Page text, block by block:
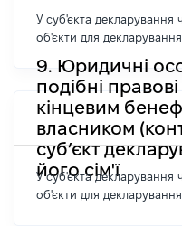
У суб'єкта декларування
об'єкти для
9. Юридичні
подібні
кінцевим
власником
суб’єкт
його сім'ї
У суб'єкта декларування
об'єкти для